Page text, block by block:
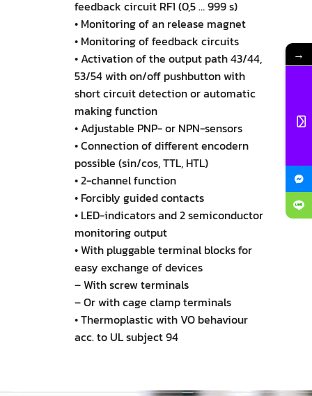
feedback circuit RF1 (0,5 … 999 s)
• Monitoring of an release magnet
• Monitoring of feedback circuits
• Activation of the output path 43/44,
53/54 with on/off pushbutton with
short circuit detection or automatic
making function
• Adjustable PNP- or NPN-sensors
• Connection of different encodern
possible (sin/cos, TTL, HTL)
• 2-channel function
• Forcibly guided contacts
• LED-indicators and 2 semiconductor
monitoring output
• With pluggable terminal blocks for
easy exchange of devices
– With screw terminals
– Or with cage clamp terminals
• Thermoplastic with VO behaviour
acc. to UL subject 94
→